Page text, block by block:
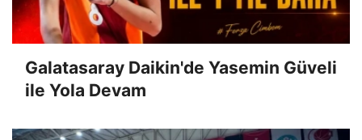
Galatasaray Daikin'de Yasemin Güveli
ile Yola Devam